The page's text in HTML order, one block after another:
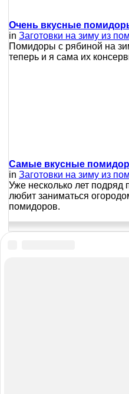
Очень вкусные
in Заготовки на зиму из
Помидоры с рябиной на
теперь и я сама их
Самые вкусные
in Заготовки на зиму из
Уже несколько лет подряд
любит заниматься
помидоров.